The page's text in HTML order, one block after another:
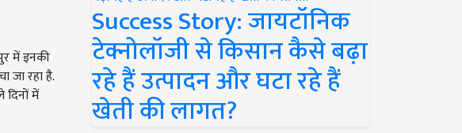
में इनकी
जा रहा है.
में
Success Story: जायटॉनिक
टेक्नोलॉजी से किसान कैसे बढ़ा
रहे हैं उत्पादन और घटा रहे हैं
खेती की लागत?